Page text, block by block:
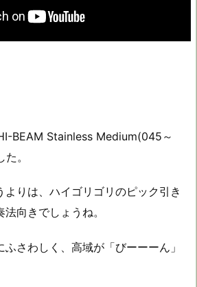
BEAM Stainless Medium(045～
。
よりは、ハイゴリゴリのピック引き
向きでしょうね。
さわしく、高域が「びーーーん」